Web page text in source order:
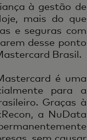
à gestão de
mais do que
e seguras com
desse ponto
Brasil.
é uma
para a
Graças à
a NuData